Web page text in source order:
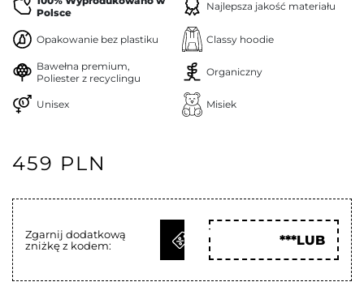
Polsce
Najlepsza jakość materiału
Opakowanie bez plastiku Classy hoodie
Bawełna premium,
Poliester z recyclingu
Organiczny
Unisex Misiek
459 PLN
Zgarnij dodatkową
zniżkę z kodem:
ODBIERZ
***LUB